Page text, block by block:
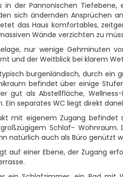
in der Pannonischen
sich ändernden Ansprüchen
das Haus komfortables,
Wände verzichten zu
nur wenige Gehminuten
und der Weitblick bei klarem
burgenländisch, durch ein
befindet über einige
gut als Abstellfläche,
Ein separates WC liegt direkt
mit eigenem Zugang
Schlaf-
natürlich auch als Büro genützt
auf einer Ebene, der Zugang